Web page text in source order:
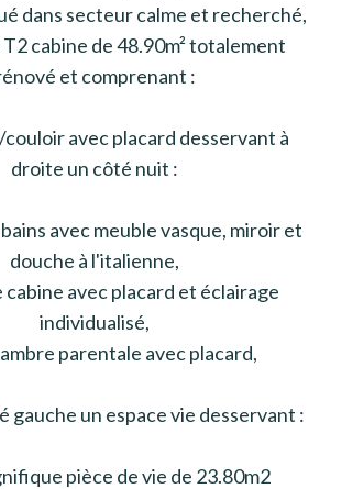
dans secteur calme et recherché,
cabine de 48.90m² totalement
et comprenant :
avec placard desservant à
droite un côté nuit :
avec meuble vasque, miroir et
douche à l'italienne,
cabine avec placard et éclairage
individualisé,
parentale avec placard,
gauche un espace vie desservant :
pièce de vie de 23.80m2